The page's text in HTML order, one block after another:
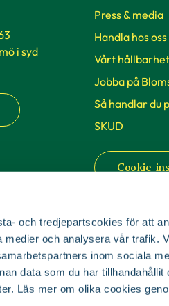
och tredjepartscokies för att
och analysera vår trafik.
inom sociala
data som du har tillhandahållit
Läs mer om olika cookies
i syd
Press & media
Handla hos oss
Vårt
Jobba på
Så handlar du
SKUD
Cookie-
Blomsterlandet 2025